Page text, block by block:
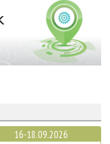
16-18.09.2026